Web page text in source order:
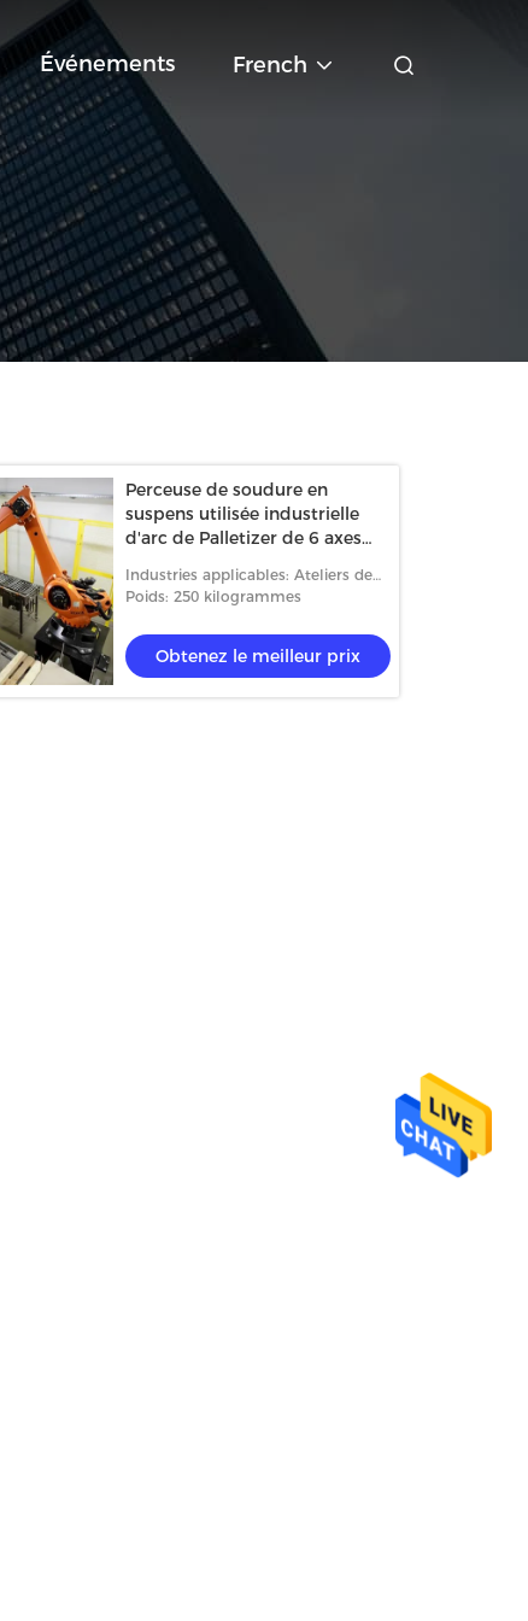
Événements French
Perceuse de soudure en
suspens utilisée industrielle
d'arc de Palletizer de 6 axes
Industries applicables: Ateliers de
réparations de machines, usine,
de construction, énerg
Poids: 250 kilogrammes
Obtenez le meilleur prix